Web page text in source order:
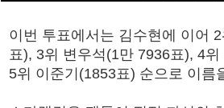
이번 투표에서는 김수현에 이어
표), 3위 변우석(1만 7936표), 4
5위 이준기(1853표) 순으로 이름